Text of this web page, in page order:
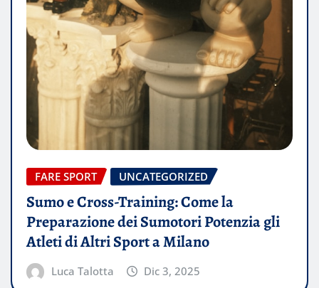
FARE SPORT UNCATEGORIZED
Sumo e Cross-Training: Come la
Preparazione dei Sumotori Potenzia gli
Atleti di Altri Sport a Milano
Luca Talotta Dic 3, 2025